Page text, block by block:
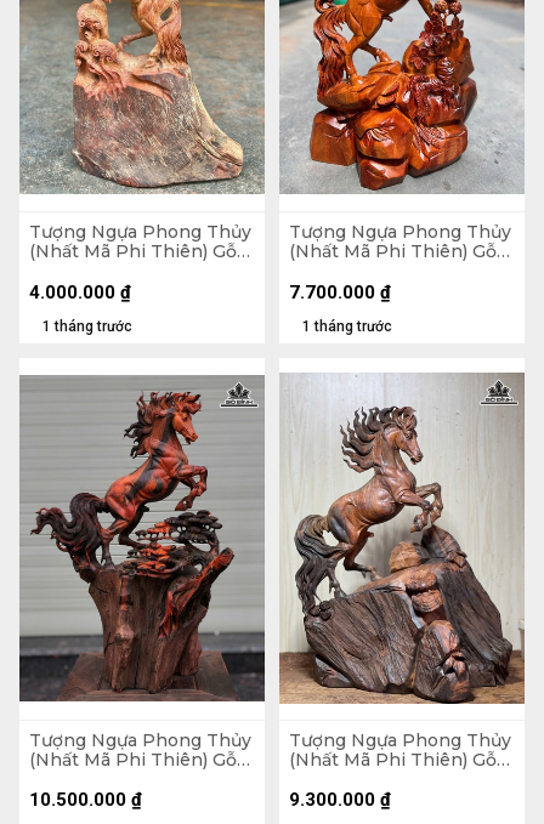
Tượng Ngựa Phong Thủy
(Nhất Mã Phi Thiên) Gỗ
Sâu 17 (cm)
1 tháng trước
4.000.000 ₫
Tượng Ngựa Phong Thủy
(Nhất Mã Phi Thiên) Gỗ
Sâu 24 (cm) - 20kg
1 tháng trước
7.700.000 ₫
Tượng Ngựa Phong Thủy
(Nhất Mã Phi Thiên) Gỗ
Sâu 20 (cm)
10.500.000 ₫
Tượng Ngựa Phong Thủy
(Nhất Mã Phi Thiên) Gỗ
Sâu 17 (cm)
9.300.000 ₫